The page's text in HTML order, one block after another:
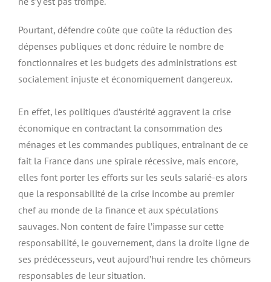
Pourtant, défendre coûte que coûte la réduction des
dépenses publiques et donc réduire le nombre de
fonctionnaires et les budgets des administrations est
socialement injuste et économiquement dangereux.
En effet, les politiques d’austérité aggravent la crise
économique en contractant la consommation des
ménages et les commandes publiques, entraînant de ce
fait la France dans une spirale récessive, mais encore,
elles font porter les efforts sur les seuls salarié-es alors
que la responsabilité de la crise incombe au premier
chef au monde de la finance et aux spéculations
sauvages. Non content de faire l’impasse sur cette
responsabilité, le gouvernement, dans la droite ligne de
ses prédécesseurs, veut aujourd’hui rendre les chômeurs
responsables de leur situation.